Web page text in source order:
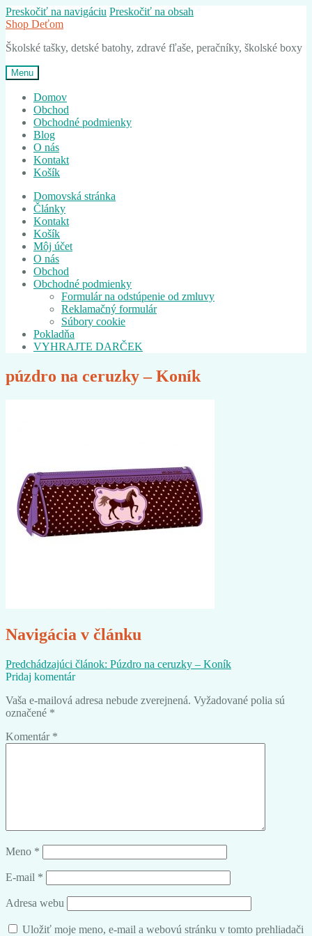
Preskočiť na navigáciu Preskočiť na obsah
Shop Deťom
Školské tašky, detské batohy, zdravé fľaše, peračníky, školské boxy
Menu
Domov
Obchod
Obchodné podmienky
Blog
O nás
Kontakt
Košík
Domovská stránka
Články
Kontakt
Košík
Môj účet
O nás
Obchod
Obchodné podmienky
Formulár na odstúpenie od zmluvy
Reklamačný formulár
Súbory cookie
Pokladňa
VYHRAJTE DARČEK
púzdro na ceruzky – Koník
Navigácia v článku
Predchádzajúci článok: Púzdro na ceruzky – Koník
Pridaj komentár
Vaša e-mailová adresa nebude zverejnená. Vyžadované polia sú
označené *
Komentár *
Meno *
E-mail *
Adresa webu
Uložiť moje meno, e-mail a webovú stránku v tomto prehliadači